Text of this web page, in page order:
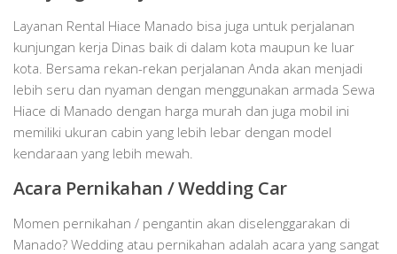
Layanan Rental Hiace Manado bisa juga untuk perjalanan
kunjungan kerja Dinas baik di dalam kota maupun ke luar
kota. Bersama rekan-rekan perjalanan Anda akan menjadi
lebih seru dan nyaman dengan menggunakan armada Sewa
Hiace di Manado dengan harga murah dan juga mobil ini
memiliki ukuran cabin yang lebih lebar dengan model
kendaraan yang lebih mewah.
Acara Pernikahan / Wedding Car
Momen pernikahan / pengantin akan diselenggarakan di
Manado? Wedding atau pernikahan adalah acara yang sangat